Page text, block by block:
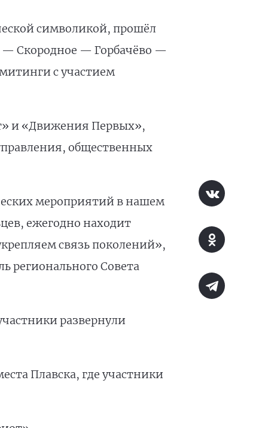
символикой, прошёл
— Скородное — Горбачёво —
с участием
и «Движения Первых»,
общественных
мероприятий в нашем
ежегодно находит
связь поколений»,
регионального Совета
развернули
Плавска, где участники